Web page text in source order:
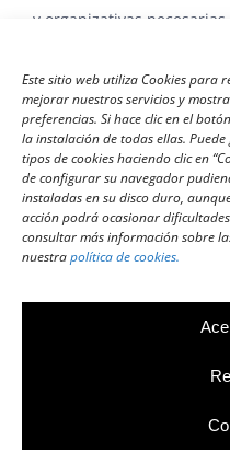
Este sitio web utiliza Cookies
mejorar nuestros servicios y
preferencias. Si hace clic en el
la instalación de todas ellas.
tipos de cookies haciendo clic en
de configurar su navegador
instaladas en su disco duro,
acción podrá ocasionar
consultar más información sobre
nuestrapolítica de cookies.
y organizativas
alteración, pérdida,
de acuerdo con el estado
de los datos
expuestos, ya provengan
medio físico o natural, en
la normativa vigente.
Política de